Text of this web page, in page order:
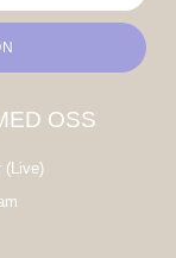
OSS
(Live)